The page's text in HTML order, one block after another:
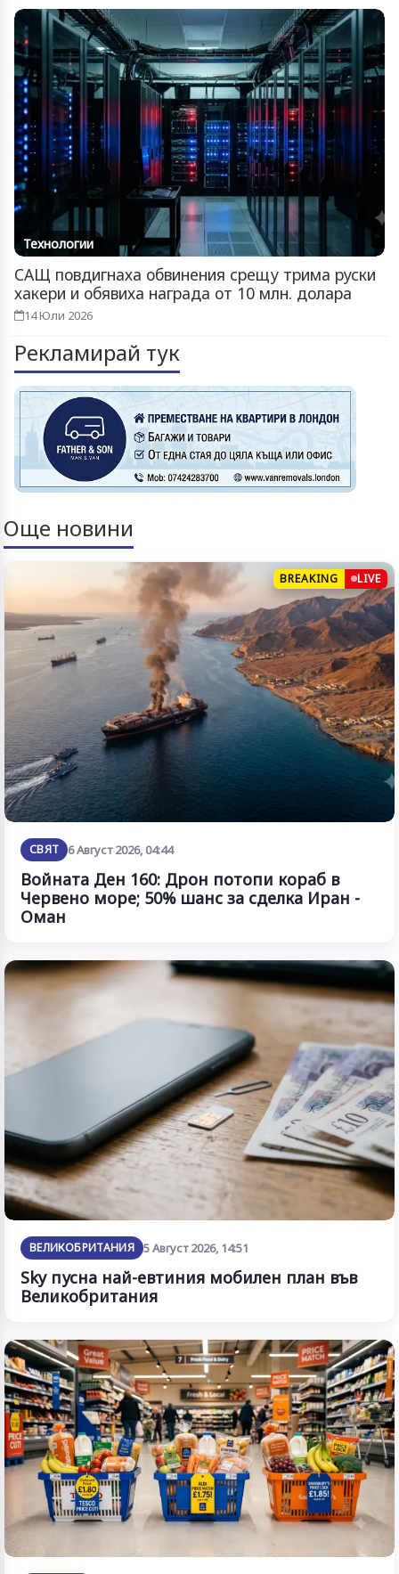
Технологии
САЩ повдигнаха обвинения срещу трима руски
хакери и обявиха награда от 10 млн. долара
14 Юли 2026
Рекламирай тук
Още новини
BREAKING LIVE
СВЯТ 6 Август 2026, 04:44
Войната Ден 160: Дрон потопи кораб в
Червено море; 50% шанс за сделка Иран -
Оман
ВЕЛИКОБРИТАНИЯ 5 Август 2026, 14:51
Sky пусна най-евтиния мобилен план във
Великобритания